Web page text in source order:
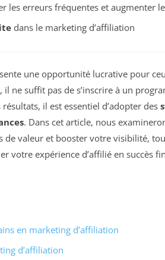
les erreurs fréquentes et augmenter
dans le marketing d’affiliation
une opportunité lucrative pour
il ne suffit pas de s’inscrire à un
il est essentiel d’adopter des
. Dans cet article, nous
de valeur et booster votre visibilité,
votre expérience d’affilié en succès
en marketing d’affiliation
d’affiliation